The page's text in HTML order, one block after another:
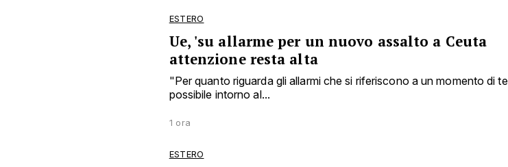
ESTERO
Ue, 'su allarme per un nuovo assalto a Ceuta
attenzione resta alta
"Per quanto riguarda gli allarmi che si riferiscono a un momento di
possibile intorno al...
1 ora
ESTERO